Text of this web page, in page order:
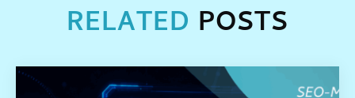
RELATED POSTS